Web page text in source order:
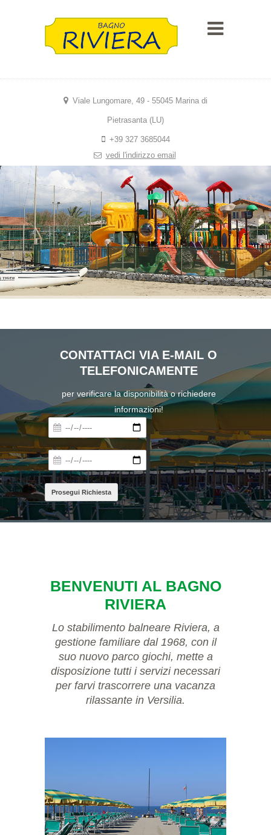
Viale Lungomare, 49 - 55045 Marina di
Pietrasanta (LU)
+39 327 3685044
vedi l'indirizzo email
CONTATTACI VIA E-MAIL O
TELEFONICAMENTE
per verificare la disponibilità o richiedere
informazioni!
BENVENUTI AL BAGNO
RIVIERA
Lo stabilimento balneare Riviera, a
gestione familiare dal 1968, con il
suo nuovo parco giochi, mette a
disposizione tutti i servizi necessari
per farvi trascorrere una vacanza
rilassante in Versilia.